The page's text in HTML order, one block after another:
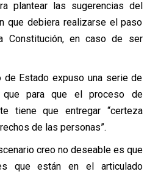
plantear las sugerencias del
que debiera realizarse el paso
Constitución, en caso de ser
de Estado expuso una serie de
que para que el proceso de
tiene que entregar “certeza
de las personas”.
creo no deseable es que
que están en el articulado